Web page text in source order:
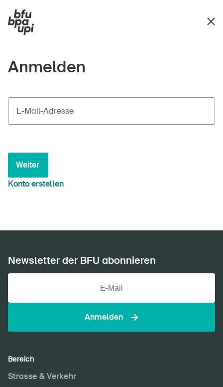
Anmelden
E-Mail-Adresse
Weiter
Konto erstellen
Newsletter der BFU abonnieren
Anmelden
Bereich
Strasse & Verkehr